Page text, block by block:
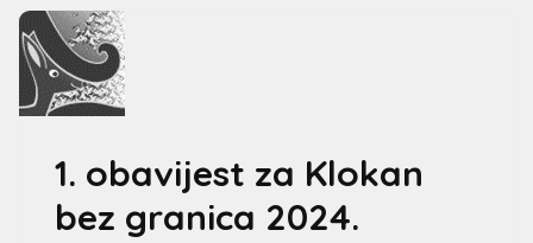
1. obavijest za Klokan
bez granica 2024.